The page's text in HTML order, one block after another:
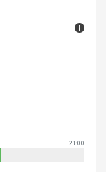
21:00